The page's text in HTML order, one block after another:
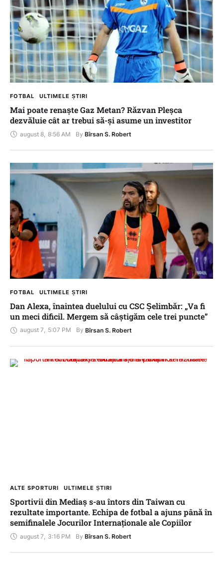
FOTBAL ULTIMELE ȘTIRI
Mai poate renaște Gaz Metan? Răzvan Pleșca
dezvăluie cât ar trebui să-și asume un investitor
august 8 8:56 AM By Bîrsan S. Robert
FOTBAL ULTIMELE ȘTIRI
Dan Alexa, înaintea duelului cu CSC Șelimbăr: „Va fi
un meci dificil. Mergem să câștigăm cele trei puncte”
august 7, 5:07 PM By Bîrsan S. Robert
ALTE SPORTURI ULTIMELE ȘTIRI
Sportivii din Mediaș s-au întors din Taiwan cu
rezultate importante. Echipa de fotbal a ajuns până în
semifinalele Jocurilor Internaționale ale Copiilor
august 7 3:16 PM By Bîrsan S. Robert